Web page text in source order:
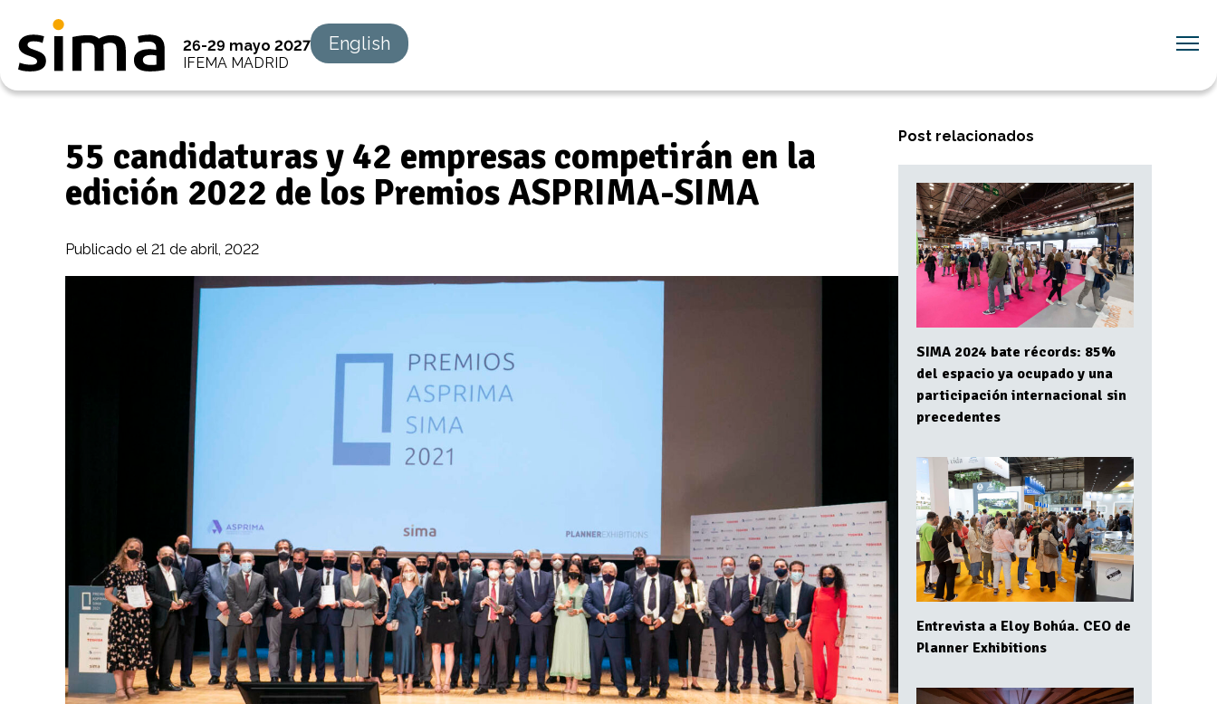
26-29 mayo 2027
IFEMA MADRID
English
55 candidaturas y 42 empresas competirán en la
edición 2022 de los Premios ASPRIMA-SIMA
Publicado el 21 de abril, 2022
Post relacionados
SIMA 2024 bate récords: 85%
del espacio ya ocupado y una
participación internacional sin
precedentes
Entrevista a Eloy Bohúa. CEO de
Planner Exhibitions